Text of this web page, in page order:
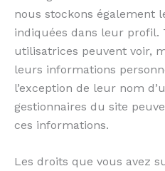
nous stockons également
indiquées dans leur profil.
utilisatrices peuvent voir,
leurs informations
l’exception de leur nom
gestionnaires du site
ces informations.
Les droits que vous avez